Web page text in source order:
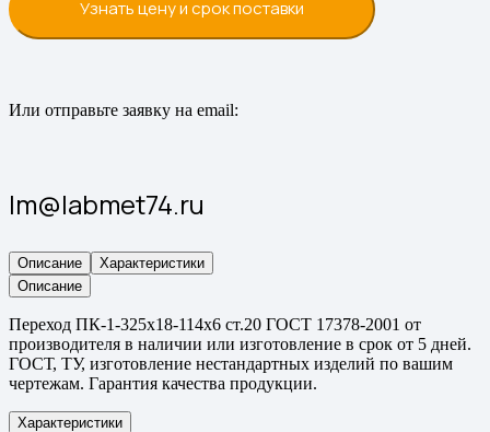
Узнать цену и срок поставки
Или отправьте заявку на email:
lm@labmet74.ru
Описание
Характеристики
Описание
Переход ПК-1-325х18-114х6 ст.20 ГОСТ 17378-2001 от
производителя в наличии или изготовление в срок от 5 дней.
ГОСТ, ТУ, изготовление нестандартных изделий по вашим
чертежам. Гарантия качества продукции.
Характеристики